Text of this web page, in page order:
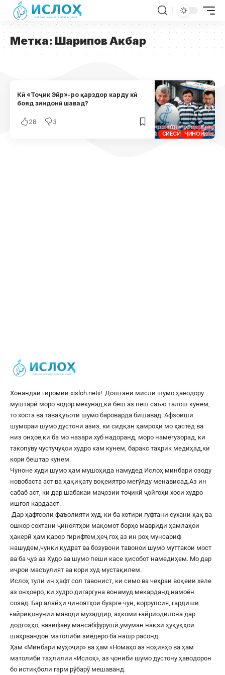
Метка: Шарипов Акбар
СИЁСӢ ҶИНОӢ
Кӣ «Тоҷик Эйр»-ро қарздор карду кӣ
бояд зиндонӣ шавад?
28 3
Хонандаи гиромии «isloh.net«! Доштани мисли шумо ҳаводору
муштарӣ моро водор мекунад,ки беш аз пеш саъю талош кунем,
то хоста ва тавақуъоти шумо бароварда бишавад. Афзоиши
шумораи шумо дустони азиз, ки сидқан ҳамроҳи мо ҳастед ва
низ онҳое,ки ба мо назари хуб надоранд, моро намегузорад, ки
такопуву ҷустуҷуҳои худро кам кунем, баракс таҳрик медиҳад,ки
кори бештар кунем.
Чуноне худи шумо ҳам мушоҳида намудед Ислоҳ минбари озоду
новобаста аст ва ҳақиқату воқеиятро мегӯяду менависад.Аз ин
сабаб аст, ки дар шабакаи маҷозии тоҷикӣ ҷойгоҳи хоси худро
ишғол кардааст.
Дар ҳафтсоли фаъолияти худ, ки ба хотири гуфтани сухани ҳақ ва
ошкор сохтани ҷиноятҳои мақомот борҳо мавриди ҳамлаҳои
ҳакерӣ ҳам қарор гирифтем,ҳеҷ гоҳ аз ин роҳ мунсариф
нашудем,чунки қудрат ва бозувони тавонои шумо муттакои мост
ва ба ҷуз аз Худо ва шумо пеши касе ҳисобот намедиҳем. Мо дар
иҷрои масъулият ва кори худ мустақилем.
Ислоҳ тули ин ҳафт сол тавонист, ки симо ва чеҳраи воқеии хеле
аз онҳоеро, ки худро дигаргуна вонамуд мекарданд,намоён
созад. Бар алайҳи ҷиноятҳои бузрге чун, коррупсия, гардиши
ғайриқонунии маводи мухаддир, аҳкоми ғайриодилона дар
додгоҳҳо, вазифаву мансабфурушӣ,умуман нақзи ҳуқуқҳои
шаҳрвандон матолиби зиёдеро ба нашр расонд.
Ҳам «Минбари муҳоҷир» ва ҳам «Номаҳо аз ноҳияҳо ва ҳам
матолиби таҳлилии «Ислоҳ», аз ҷониби шумо дустону ҳаводорон
бо истиқболи гарм рӯбарӯ мешаванд.